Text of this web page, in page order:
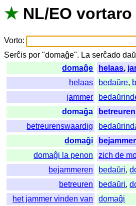
★ NL/EO vortaro
Vorto:
Serĉis por "domaĝe". La serĉado
domaĝe
helaas,
helaas
bedaŭre,
jammer
domaĝa
betreurenswaardig
domaĝi
domaĝi la penon
zich de
bejammeren
bedaŭri,
betreuren
bedaŭri,
het jammer vinden van
domaĝi